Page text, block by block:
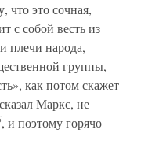
что это сочная,
с собой весть из
плечи народа,
группы,
как потом скажет
Маркс, не
, и поэтому горячо